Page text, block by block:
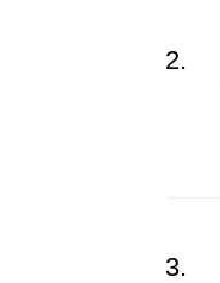
2.
3.